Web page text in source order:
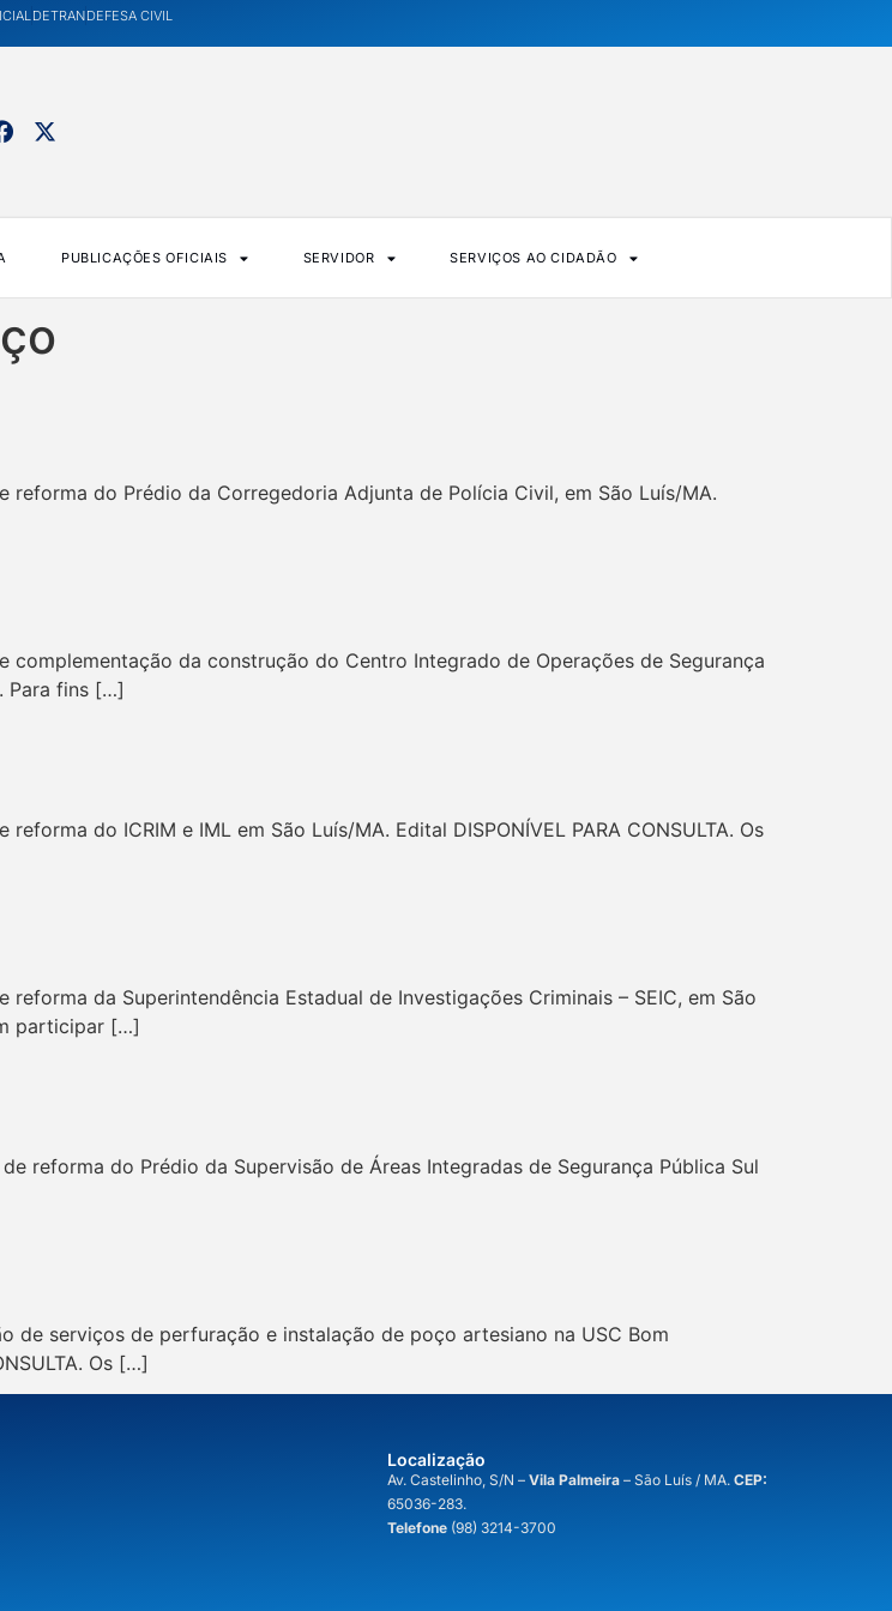
DETRANDEFESA CIVIL
PUBLICAÇÕES OFICIAIS SERVIDOR SERVIÇOS AO CIDADÃO
do Prédio da Corregedoria Adjunta de Polícia Civil, em São Luís/MA.
da construção do Centro Integrado de Operações de Segurança
Para fins […]
do ICRIM e IML em São Luís/MA. Edital DISPONÍVEL PARA CONSULTA. Os
da Superintendência Estadual de Investigações Criminais – SEIC, em São
participar […]
reforma do Prédio da Supervisão de Áreas Integradas de Segurança Pública Sul
de serviços de perfuração e instalação de poço artesiano na USC Bom
Os […]
Localização
Av. Castelinho, S/N – Vila Palmeira – São Luís / MA. CEP:
65036-283.
Telefone(98) 3214-3700